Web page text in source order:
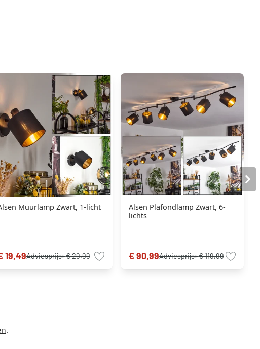
Muurlamp Zwart, 1-licht
19,49Adviesprijs:€ 29,99
Alsen Plafondlamp Zwart, 6-
lichts
€ 90,99Adviesprijs:€ 119,99